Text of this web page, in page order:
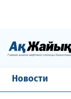
Новости